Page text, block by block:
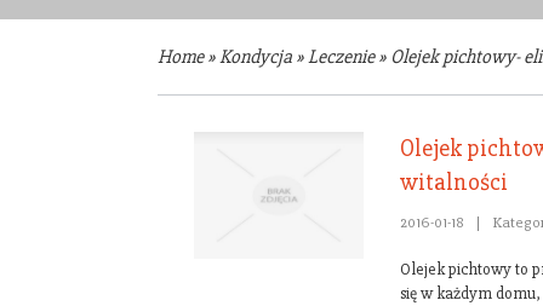
Home»Kondycja »Leczenie» Olejek pichtowy-
Olejek
witalności
2016-01-18 |
Olejek pichtowy to
się w każdym